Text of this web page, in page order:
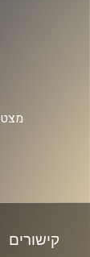
קישורים